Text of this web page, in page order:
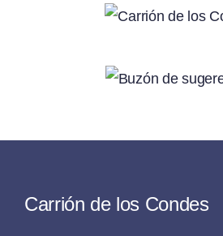
Carrión de los Condes